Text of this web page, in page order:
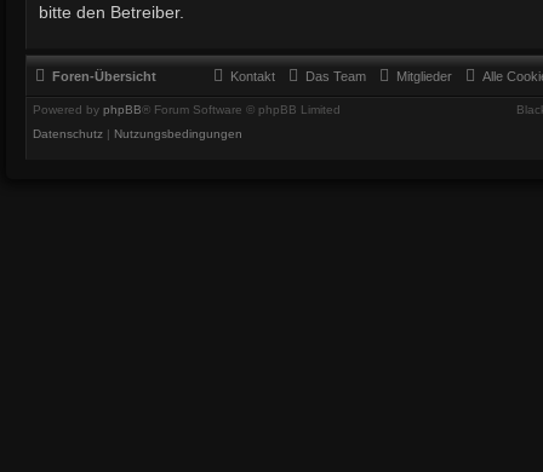
bitte den Betreiber.
Foren-Übersicht Alle
Mitglieder
Das Team
Kontakt
Powered by phpBB® Forum Software © phpBB Limited
Datenschutz
Nutzungsbedingungen